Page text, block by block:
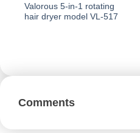
Valorous 5-in-1 rotating
hair dryer model VL-517
Comments